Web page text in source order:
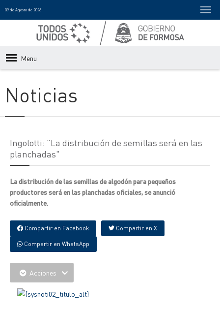
09 de Agosto de 2026
Menu
Noticias
Ingolotti: "La distribución de semillas será en las
planchadas"
La distribución de las semillas de algodón para pequeños
productores será en las planchadas oficiales, se anunció
oficialmente.
Compartir en Facebook Compartir en X
Compartir en WhatsApp
Acciones